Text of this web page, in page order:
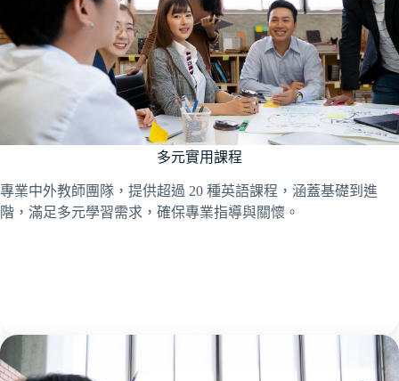
多元實用課程
專業中外教師團隊，提供超過 20 種英語課程，涵蓋基礎到進
階，滿足多元學習需求，確保專業指導與關懷。